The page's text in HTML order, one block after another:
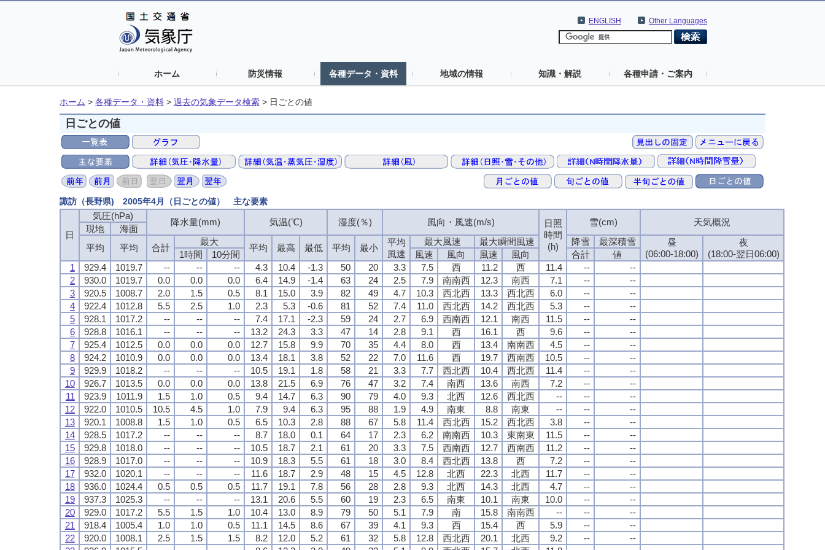
Other Languages
ENGLISH
ホーム 防災情報 各種データ・資料 地域の情報 知識・解説 各種申請・ご案内
ホーム > 各種データ・資料 > 過去の気象データ検索 > 日ごとの値
日ごとの値
諏訪（長野県) 2005年4月（日ごとの値） 主な要素
日
気圧(hPa)
降水量(mm) 気温(℃) 湿度(％) 風向・風速(m/s)
日照
時間
(h)
雪(cm) 天気概況
現地
海面
平均
平均 合計
最大
平均 最高 最低 平均 最小
平均
風速
最大風速 最大瞬間風速 降雪 最深積雪
昼
(06:00-18:00)
夜
(18:00-翌日06:00)
1時間 10分間 風速 風向 風速 風向 合計
値
1
929.4 1019.7 -- -- -- 4.3 10.4 -1.3 50 20 3.3 7.5 西 11.2 西 11.4 --
--
2
930.0 1019.7 0.0 0.0 0.0 6.4 14.9 -1.4 63 24 2.5 7.9 南南西 12.3 南西 7.1 --
--
3
920.5 1008.7 2.0 1.5 0.5 8.1 15.0 3.9 82 49 4.7 10.3 西北西 13.3 西北西 6.0 --
--
4
922.4 1012.8 5.5 2.5 1.0 2.3 5.3 -0.6 81 52 7.4 11.0 西北西 14.2 西北西 5.3 --
--
5
928.1 1017.2 -- -- -- 7.4 17.1 -2.3 59 24 2.7 6.9 西南西 12.1 南西 11.5 --
--
6
928.8 1016.1 -- -- -- 13.2 24.3 3.3 47 14 2.8 9.1 西 16.1 西 9.6 --
--
7
925.4 1012.5 0.0 0.0 0.0 12.7 15.8 9.9 70 35 4.4 8.0 西 13.4 南南西 4.5 --
--
8
924.2 1010.9 0.0 0.0 0.0 13.4 18.1 3.8 52 22 7.0 11.6 西 19.7 西南西 10.5 --
--
9
929.9 1018.2 -- -- -- 10.5 19.1 1.8 58 21 3.3 7.7 西北西 10.4 西北西 11.4 --
--
10
926.7 1013.5 0.0 0.0 0.0 13.8 21.5 6.9 76 47 3.2 7.4 南西 13.6 南西 7.2 --
--
11
923.9 1011.9 1.5 1.0 0.5 9.4 14.7 6.3 90 79 4.0 9.3 北西 12.6 西北西 -- --
--
12
922.0 1010.5 10.5 4.5 1.0 7.9 9.4 6.3 95 88 1.9 4.9 南東 8.8 南東 -- --
--
13
920.1 1008.8 1.5 1.0 0.5 6.5 10.3 2.8 88 67 5.8 11.4 西北西 15.2 西北西 3.8 --
--
14
928.5 1017.2 -- -- -- 8.7 18.0 0.1 64 17 2.3 6.2 南南西 10.3 東南東 11.5 --
--
15
929.8 1018.0 -- -- -- 10.5 18.7 2.1 61 20 3.3 7.5 西南西 12.7 西南西 11.2 --
--
16
928.9 1017.0 -- -- -- 10.9 18.3 5.5 61 18 3.0 8.4 西北西 13.8 西 7.2 --
--
17
932.0 1020.1 -- -- -- 11.6 18.7 2.9 48 15 4.5 12.8 北西 22.3 北西 11.7 --
--
18
936.0 1024.4 0.5 0.5 0.5 11.7 19.1 7.8 56 28 2.8 9.3 北西 14.3 北西 4.7 --
--
19
937.3 1025.3 -- -- -- 13.1 20.6 5.5 60 19 2.3 6.5 南東 10.1 南東 10.0 --
--
20
929.0 1017.2 5.5 1.5 1.0 10.4 13.0 8.9 79 50 5.1 7.9 南 15.8 南南西 -- --
--
21
918.4 1005.4 1.0 1.0 0.5 11.1 14.5 8.6 67 39 4.1 9.3 西 15.4 西 5.9 --
--
22
920.0 1008.1 2.5 1.5 1.5 8.2 12.0 5.2 61 32 5.8 12.8 西北西 20.1 北西 9.2 --
--